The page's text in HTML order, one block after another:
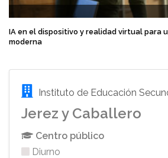
IA en el dispositivo y realidad virtual para
moderna
Instituto de Educación
Jerez y Caballero
Centro público
Diurno